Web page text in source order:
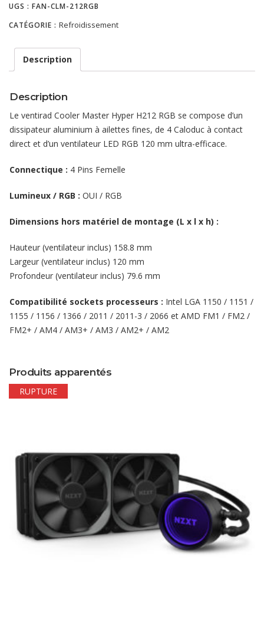
UGS : FAN-CLM-212RGB
CATÉGORIE : Refroidissement
Description
Description
Le ventirad Cooler Master Hyper H212 RGB se compose d’un
dissipateur aluminium à ailettes fines, de 4 Caloduc à contact
direct et d’un ventilateur LED RGB 120 mm ultra-efficace.
Connectique : 4 Pins Femelle
Lumineux / RGB : OUI / RGB
Dimensions hors matériel de montage (L x l x h) :
Hauteur (ventilateur inclus) 158.8 mm
Largeur (ventilateur inclus) 120 mm
Profondeur (ventilateur inclus) 79.6 mm
Compatibilité sockets processeurs : Intel LGA 1150 / 1151 /
1155 / 1156 / 1366 / 2011 / 2011-3 / 2066 et AMD FM1 / FM2 /
FM2+ / AM4 / AM3+ / AM3 / AM2+ / AM2
Produits apparentés
RUPTURE